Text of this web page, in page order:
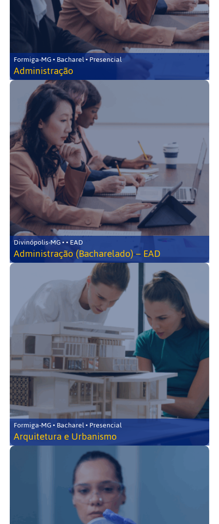
Formiga-MG • Bacharel • Presencial
Administração
Divinópolis-MG • • EAD
Administração (Bacharelado) – EAD
Formiga-MG • Bacharel • Presencial
Arquitetura e Urbanismo